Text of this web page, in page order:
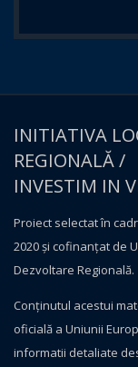
INITIATIVA
REGIONALĂ /
INVESTIM IN
Proiect selectat în
2020 și cofinanțat de
Dezvoltare Regională.
Conţinutul acestui
oficială a Uniunii
informatii detaliate